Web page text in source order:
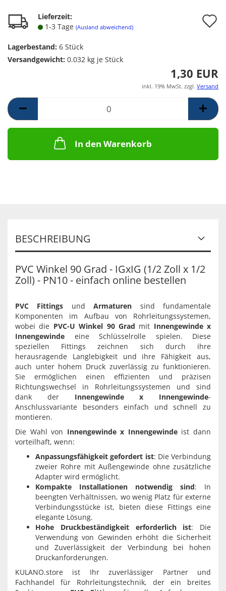
Lieferzeit:
1-3 Tage (Ausland abweichend)
Lagerbestand: 6 Stück
Versandgewicht: 0.032 kg je Stück
1,30 EUR
inkl. 19% MwSt. zzgl. Versand
In den Warenkorb
BESCHREIBUNG
PVC Winkel 90 Grad - IGxIG (1/2 Zoll x 1/2
Zoll) - PN10 - einfach online bestellen
PVC Fittings undArmaturen sind fundamentale
Komponenten im Aufbau von Rohrleitungssystemen,
wobei die PVC-U Winkel 90 Grad mit Innengewinde x
Innengewinde eine Schlüsselrolle spielen. Diese
speziellen Fittings zeichnen sich durch ihre
herausragende Langlebigkeit und ihre Fähigkeit aus,
auch unter hohem Druck zuverlässig zu funktionieren.
Sie ermöglichen einen effizienten und präzisen
Richtungswechsel in Rohrleitungssystemen und sind
dank der Innengewinde x Innengewinde-
Anschlussvariante besonders einfach und schnell zu
montieren.
Die Wahl von Innengewinde x Innengewindeist dann
vorteilhaft, wenn:
Anpassungsfähigkeit gefordert ist: Die Verbindung
zweier Rohre mit Außengewinde ohne zusätzliche
Adapter wird ermöglicht.
Kompakte Installationen notwendig sind: In
beengten Verhältnissen, wo wenig Platz für externe
Verbindungsstücke ist, bieten diese Fittings eine
elegante Lösung.
Hohe Druckbeständigkeit erforderlich ist: Die
Verwendung von Gewinden erhöht die Sicherheit
und Zuverlässigkeit der Verbindung bei hohen
Druckanforderungen.
KULANO.store ist Ihr zuverlässiger Partner und
Fachhandel für Rohrleitungstechnik, der ein breites